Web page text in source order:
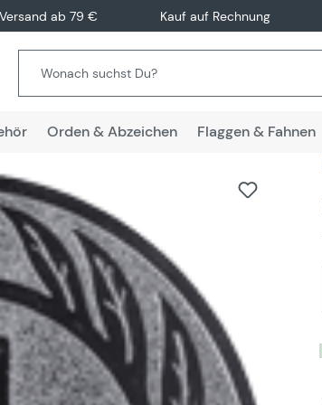
ab 79 € Kauf auf Rechnung
Orden & Abzeichen Flaggen & Fahnen